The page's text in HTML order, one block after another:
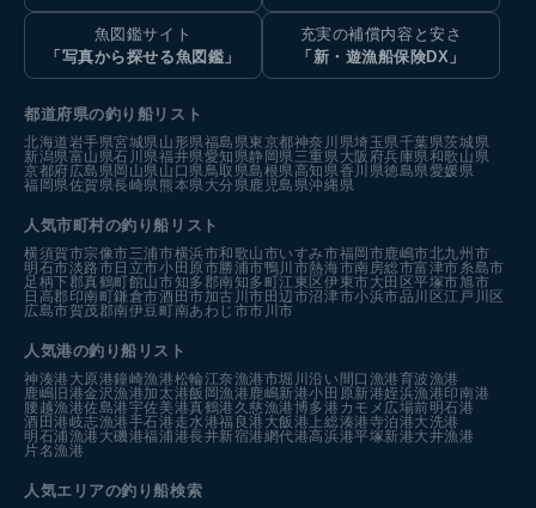
魚図鑑サイト
「写真から探せる魚図鑑」
充実の補償内容と安さ
「新・遊漁船保険DX」
都道府県の釣り船リスト
北海道岩手県宮城県山形県福島県東京都神奈川県埼玉県千葉県茨城県
新潟県富山県石川県福井県愛知県静岡県三重県大阪府兵庫県和歌山県
京都府広島県岡山県山口県鳥取県島根県高知県香川県徳島県愛媛県
福岡県佐賀県長崎県熊本県大分県鹿児島県沖縄県
人気市町村の釣り船リスト
横須賀市宗像市三浦市横浜市和歌山市いすみ市福岡市鹿嶋市北九州市
明石市淡路市 日立市小田原市勝浦市鴨川市熱海市南房総市富津市糸島市
足柄下郡真鶴町館山市知多郡南知多町江東区伊東市大田区平塚市旭市
日高郡印南町鎌倉市酒田市加古川市 田辺市沼津市小浜市品川区江戸川区
広島市賀茂郡南伊豆町南あわじ市市川市
人気港の釣り船リスト
神湊港 大原港鐘崎漁港松輪江奈漁港市堀川沿い 間口漁港育波漁港
鹿嶋旧港金沢漁港加太港飯岡漁港鹿嶋新港小田原新港姪浜漁港印南港
腰越漁港佐島港宇佐美港真鶴港 久慈漁港博多港カモメ広場前明石港
酒田港岐志漁港手石港 走水港福良港 大飯港 上総湊港寺泊港大洗港
明石浦漁港 大磯港福浦港長井新宿港網代港高浜港平塚新港大井漁港
片名漁港
人気エリアの釣り船検索